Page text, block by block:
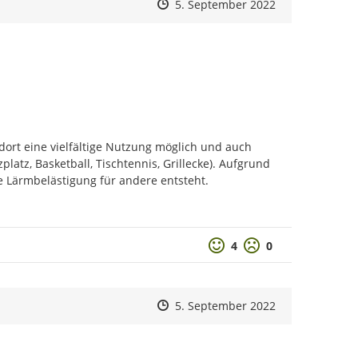
Zeitpunkt des Erstellens
Zeitpunkt des Erstellens
5. September 2022Zur Äußerung
eine vielfältige Nutzung möglich und auch
Basketball, Tischtennis, Grillecke). Aufgrund
für andere entsteht.
Positive Bewertung
4 Negative
0
Zeitpunkt des Erstellens
Zeitpunkt des Erstellens
5. September 2022Zur Äußerung